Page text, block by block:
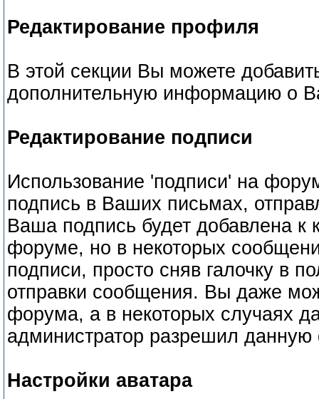
Редактирование профиля
В этой секции Вы можете
дополнительную информацию о
Редактирование подписи
Использование 'подписи' на
подпись в Ваших письмах,
Ваша подпись будет добавлена
форуме, но в некоторых
подписи, просто сняв галочку в
отправки сообщения. Вы даже
форума, а в некоторых случаях
администратор разрешил
Настройки аватара